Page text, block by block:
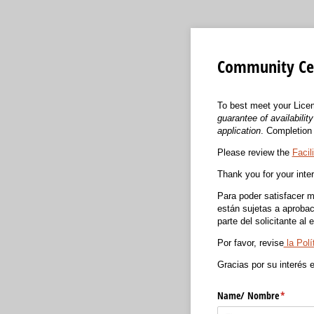
Community
To best meet your
guarantee of
application.
Please review the
Thank you for your
Para poder satisfacer
están sujetas a
parte del solicitante al
Por favor, revisela
Gracias por su interés
Name/​ Nombre*
(required)